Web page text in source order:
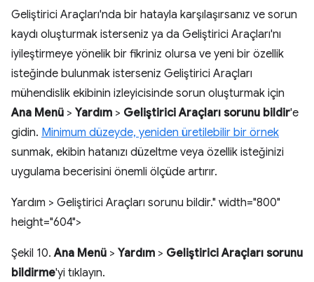
Geliştirici Araçları'nda bir hatayla karşılaşırsanız ve sorun
kaydı oluşturmak isterseniz ya da Geliştirici Araçları'nı
iyileştirmeye yönelik bir fikriniz olursa ve yeni bir özellik
isteğinde bulunmak isterseniz Geliştirici Araçları
mühendislik ekibinin izleyicisinde sorun oluşturmak için
Ana Menü > Yardım > Geliştirici Araçları sorunu bildir'e
gidin. Minimum düzeyde, yeniden üretilebilir bir örnek
sunmak, ekibin hatanızı düzeltme veya özellik isteğinizi
uygulama becerisini önemli ölçüde artırır.
Yardım > Geliştirici Araçları sorunu bildir." width="800"
height="604">
Şekil 10.Ana Menü > Yardım > Geliştirici Araçları sorunu
bildirme'yi tıklayın.